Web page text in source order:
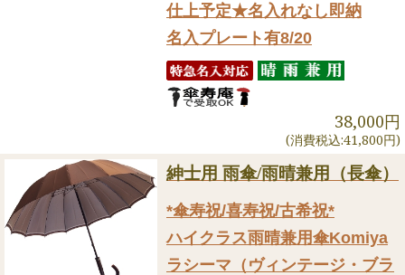
仕上予定★名入れなし即納
名入プレート有8/20
38,000円
(消費税込:41,800円)
紳士用 雨傘/雨晴兼用（長傘）
*傘寿祝/喜寿祝/古希祝*
ハイクラス雨晴兼用傘Komiya
ラシーマ（ヴィンテージ・ブラ